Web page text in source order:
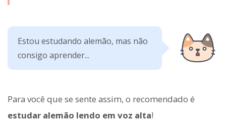
Estou estudando alemão, mas não
consigo aprender...
Para você que se sente assim, o recomendado é
estudar alemão lendo em voz alta!